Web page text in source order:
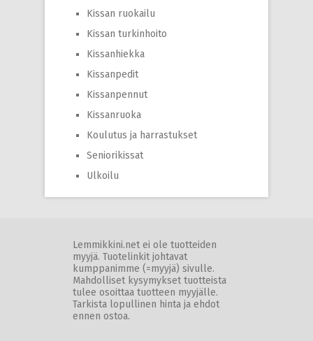
Kissan ruokailu
Kissan turkinhoito
Kissanhiekka
Kissanpedit
Kissanpennut
Kissanruoka
Koulutus ja harrastukset
Seniorikissat
Ulkoilu
Lemmikkini.net ei ole tuotteiden
myyjä. Tuotelinkit johtavat
kumppanimme (=myyjä) sivulle.
Mahdolliset kysymykset tuotteista
tulee osoittaa tuotteen myyjälle.
Tarkista lopullinen hinta ja ehdot
ennen ostoa.